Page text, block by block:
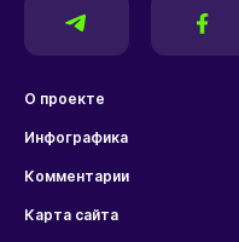
О проекте
Инфографика
Комментарии
Карта сайта